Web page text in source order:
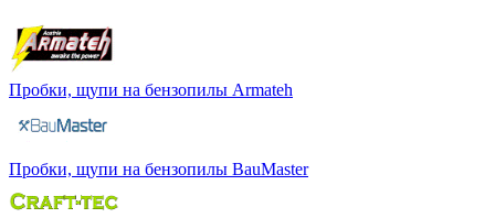
Пробки, щупи на бензопилы Armateh
Пробки, щупи на бензопилы BauMaster